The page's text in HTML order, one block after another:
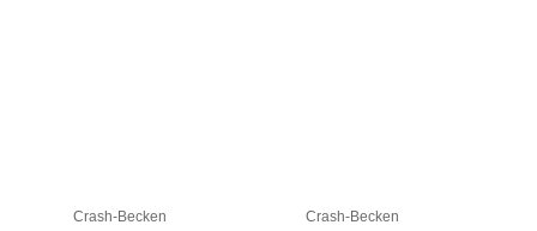
Crash-Becken Crash-Becken